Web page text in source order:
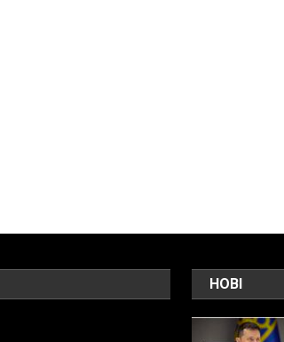
НОВІ